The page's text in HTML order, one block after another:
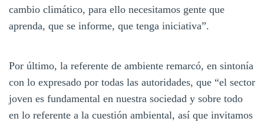
cambio climático, para ello necesitamos gente que
aprenda, que se informe, que tenga iniciativa”.
Por último, la referente de ambiente remarcó, en sintonía
con lo expresado por todas las autoridades, que “el sector
joven es fundamental en nuestra sociedad y sobre todo
en lo referente a la cuestión ambiental, así que invitamos